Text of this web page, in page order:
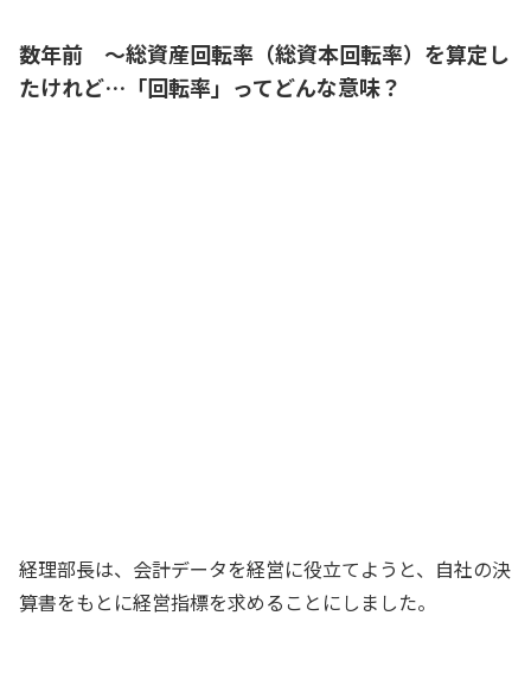
数年前 ～総資産回転率（総資本回転率）を算定し
たけれど…「回転率」ってどんな意味？
経理部長は、会計データを経営に役立てようと、自社の決
算書をもとに経営指標を求めることにしました。